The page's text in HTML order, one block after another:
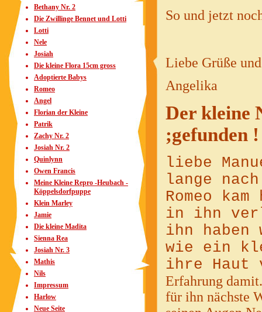
Bethany Nr. 2
Die Zwillinge Bennet und Lotti
Lotti
Nele
Josiah
Die kleine Flora 15cm gross
Adoptierte Babys
Romeo
Angel
Florian der Kleine
Patrik
Zachy Nr. 2
Josiah Nr. 2
Quinlynn
Owen Francis
Meine Kleine Repro -Heubach -
Köppelsdorfpuppe
Klein Marley
Jamie
Die kleine Madita
Sienna Rea
Josiah Nr. 3
Mathis
Nils
Impressum
Harlow
Neue Seite
So und jetzt
Liebe Grüße
Angelika
Der kleine
;gefunden !
liebe
lange
Romeo
in ihn
ihn
wie ein
ihre
Erfahrung
für ihn nächste